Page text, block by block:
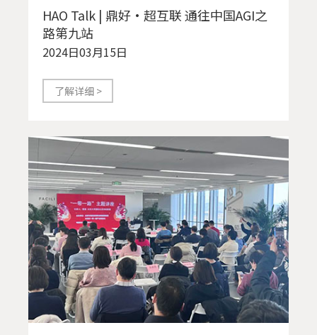
HAO Talk | 鼎好·超互联 通往中国AGI之
路第九站
2024日03月15日
了解详细 >